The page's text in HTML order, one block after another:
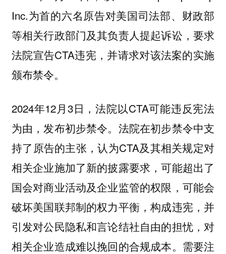
Inc.为首的六名原告对美国司法部、财政部
等相关行政部门及其负责人提起诉讼，要求
法院宣告CTA违宪，并请求对该法案的实施
颁布禁令。
2024年12月3日，法院以CTA可能违反宪法
为由，发布初步禁令。法院在初步禁令中支
持了原告的主张，认为CTA及其相关规定对
相关企业施加了新的披露要求，可能超出了
国会对商业活动及企业监管的权限，可能会
破坏美国联邦制的权力平衡，构成违宪，并
引发对公民隐私和言论结社自由的担忧，对
相关企业造成难以挽回的合规成本。需要注